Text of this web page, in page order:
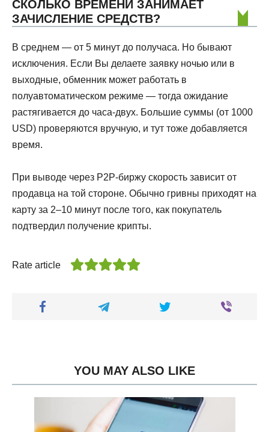
СКОЛЬКО ВРЕМЕНИ ЗАНИМАЕТ
ЗАЧИСЛЕНИЕ СРЕДСТВ?
В среднем — от 5 минут до получаса. Но бывают
исключения. Если Вы делаете заявку ночью или в
выходные, обменник может работать в
полуавтоматическом режиме — тогда ожидание
растягивается до часа-двух. Большие суммы (от 1000
USD) проверяются вручную, и тут тоже добавляется
время.
При выводе через P2P-биржу скорость зависит от
продавца на той стороне. Обычно гривны приходят на
карту за 2–10 минут после того, как покупатель
подтвердил получение крипты.
Rate article
YOU MAY ALSO LIKE